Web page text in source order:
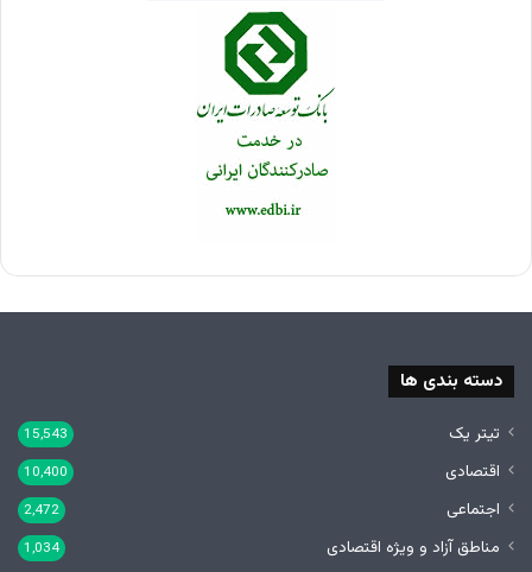
دسته بندی ها
تیتر یک 15,543
اقتصادی 10,400
اجتماعی 2,472
مناطق آزاد و ویژه اقتصادی 1,034